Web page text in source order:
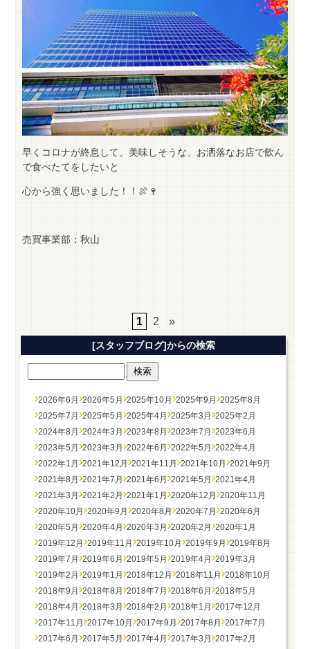
早くコロナが終息して、美味しそうな、お洒落なお店で飲ん
で食べたてをしたいと
心から強く思いました！！🍖🍷
売買事業部：秋山
1 2 »
[スタッフブログ]からの検索
2026年6月 2026年5月 2025年10月 2025年9月 2025年8月
2025年7月 2025年5月 2025年4月 2025年3月 2025年2月
2024年8月 2024年3月 2023年8月 2023年7月 2023年6月
2023年5月 2023年3月 2022年6月 2022年5月 2022年4月
2022年1月 2021年12月 2021年11月 2021年10月 2021年9月
2021年8月 2021年7月 2021年6月 2021年5月 2021年4月
2021年3月 2021年2月 2021年1月 2020年12月 2020年11月
2020年10月 2020年9月 2020年8月 2020年7月 2020年6月
2020年5月 2020年4月 2020年3月 2020年2月 2020年1月
2019年12月 2019年11月 2019年10月 2019年9月 2019年8月
2019年7月 2019年6月 2019年5月 2019年4月 2019年3月
2019年2月 2019年1月 2018年12月 2018年11月 2018年10月
2018年9月 2018年8月 2018年7月 2018年6月 2018年5月
2018年4月 2018年3月 2018年2月 2018年1月 2017年12月
2017年11月 2017年10月 2017年9月 2017年8月 2017年7月
2017年6月 2017年5月 2017年4月 2017年3月 2017年2月